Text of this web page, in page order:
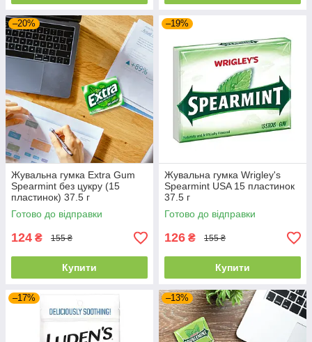
–20%
Жувальна гумка Extra Gum
Spearmint без цукру (15
пластинок) 37.5 г
Готово до відправки
124 ₴ 155 ₴
Купити
–19%
Жувальна гумка Wrigley's
Spearmint USA 15 пластинок
37.5 г
Готово до відправки
126 ₴ 155 ₴
Купити
–17% –13%